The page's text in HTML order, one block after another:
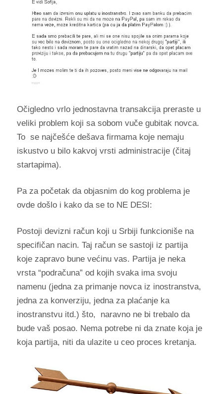
Očigledno vrlo jednostavna transakcija preraste u
veliki problem koji sa sobom vuče gubitak novca.
To se najčešće dešava firmama koje nemaju
iskustvo u bilo kakvoj vrsti administracije (čitaj
startapima).
Pa za početak da objasnim do kog problema je
ovde došlo i kako da se to NE DESI:
Postoji devizni račun koji u Srbiji funkcioniše na
specifičan nacin. Taj račun se sastoji iz partija
koje zapravo bune većinu vas. Partija je neka
vrsta “podračuna” od kojih svaka ima svoju
namenu (jedna za primanje novca iz inostranstva,
jedna za konverziju, jedna za plaćanje ka
inostranstvu itd.) što, naravno ne bi trebalo da
bude vaš posao. Nema potrebe ni da znate koja je
koja partija, niti da ulazite u ceo proces kretanja.